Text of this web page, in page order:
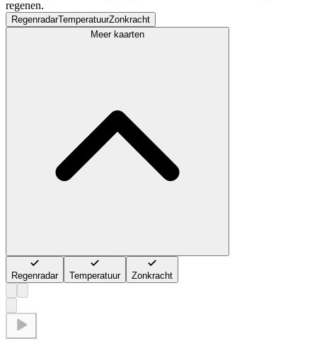
regenen.
RegenradarTemperatuurZonkracht
Meer kaarten
Regenradar Temperatuur Zonkracht